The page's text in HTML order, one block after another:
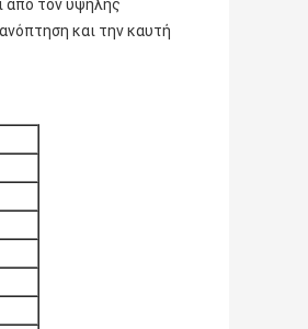
από τον υψηλής
και την καυτή